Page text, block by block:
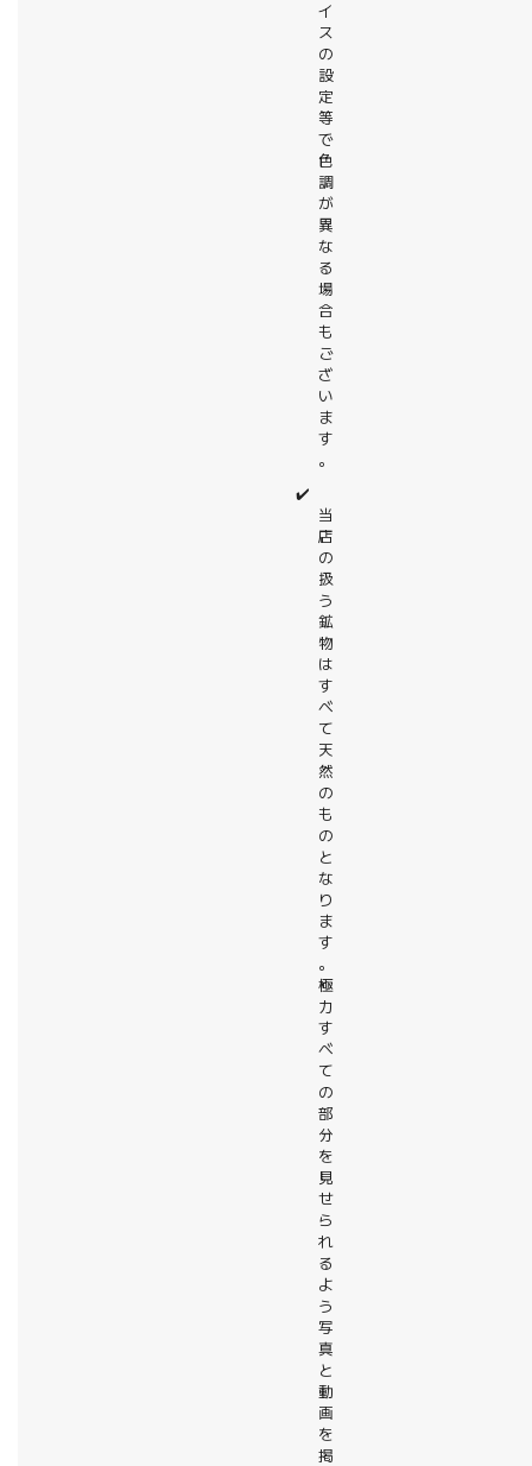
イ
ス
の
設
定
等
で
色
調
が
異
な
る
場
合
も
ご
ざ
い
ま
す
。
✔️
当
店
の
扱
う
鉱
物
は
す
べ
て
天
然
の
も
の
と
な
り
ま
す
。
極
力
す
べ
て
の
部
分
を
見
せ
ら
れ
る
よ
う
写
真
と
動
画
を
掲